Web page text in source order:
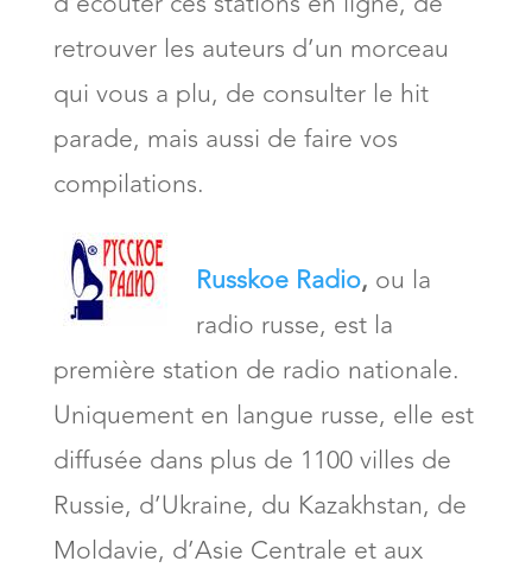
retrouver les auteurs d’un morceau
qui vous a plu, de consulter le hit
parade, mais aussi de faire vos
compilations.
Russkoe Radio, ou la
radio russe, est la
première station de radio nationale.
Uniquement en langue russe, elle est
diffusée dans plus de 1100 villes de
Russie, d’Ukraine, du Kazakhstan, de
Moldavie, d’Asie Centrale et aux